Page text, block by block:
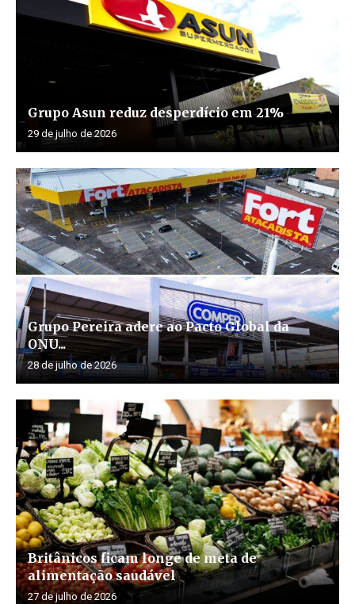
Grupo Asun reduz desperdício em 21%
29 de julho de 2026
Grupo Pereira adere ao Pacto Global da
ONU...
28 de julho de 2026
Britânicos ficam longe de meta de
alimentação saudável
27 de julho de 2026